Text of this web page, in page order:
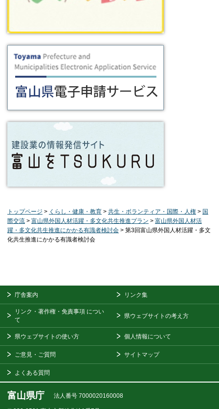
トップページ > くらし・健康・教育 > 共生・ボランティア・国際・人権 > 国
際交流 > 富山県外国人材活躍・多文化共生推進プラン > 富山県外国人材活
躍・多文化共生推進にかかる有識者検討会 > 第3回富山県外国人材活躍・多文
化共生推進にかかる有識者検討会
庁舎案内 リンク集
リンク・著作権・免責事項 につい
て
県ウェブサイトの考え方
県ウェブサイトの使い方 個人情報について
ご意見・ご質問 サイトマップ
よくある質問
富山県庁 法人番号 7000020160008